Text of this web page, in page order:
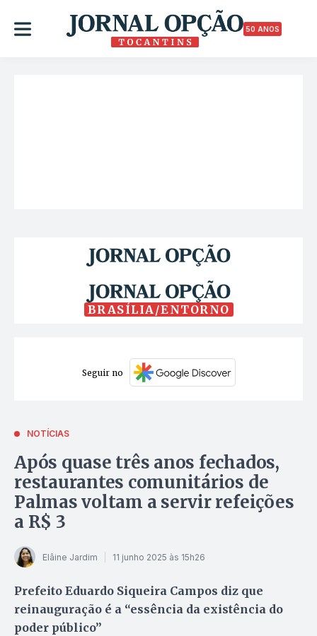
50 ANOS
BRASÍLIA/ENTORNO
Seguir no
NOTÍCIAS
Após quase três anos fechados,
restaurantes comunitários de
Palmas voltam a servir refeições
a R$ 3
Elâine Jardim 11 junho 2025 às 15h26
Prefeito Eduardo Siqueira Campos diz que
reinauguração é a “essência da existência do
poder público”